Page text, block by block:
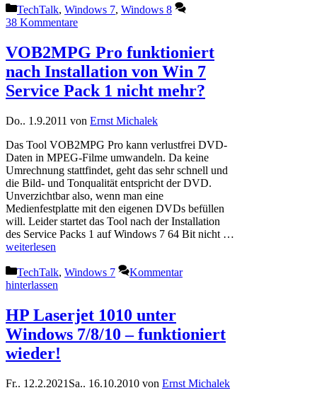
Kategorien
TechTalk, Windows 7, Windows 8
38 Kommentare
VOB2MPG Pro funktioniert
nach Installation von Win 7
Service Pack 1 nicht mehr?
Do.. 1.9.2011 von Ernst Michalek
Das Tool VOB2MPG Pro kann verlustfrei DVD-
Daten in MPEG-Filme umwandeln. Da keine
Umrechnung stattfindet, geht das sehr schnell und
die Bild- und Tonqualität entspricht der DVD.
Unverzichtbar also, wenn man eine
Medienfestplatte mit den eigenen DVDs befüllen
will. Leider startet das Tool nach der Installation
des Service Packs 1 auf Windows 7 64 Bit nicht …
weiterlesen
Kategorien
TechTalk, Windows 7
Kommentar
hinterlassen
HP Laserjet 1010 unter
Windows 7/8/10 – funktioniert
wieder!
Fr.. 12.2.2021 Sa.. 16.10.2010 von Ernst Michalek